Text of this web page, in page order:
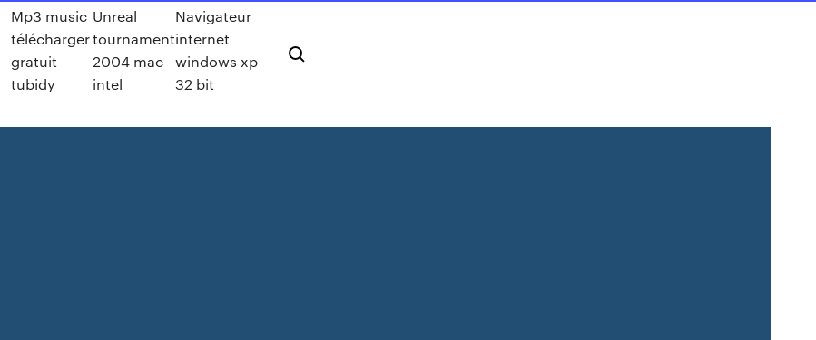
Mp3 music
télécharger
gratuit
tubidy
Unreal
tournament
2004 mac
intel
Navigateur
internet
windows xp
32 bit